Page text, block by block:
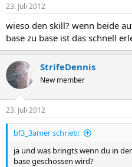
23. Juli 2012
wieso den skill? wenn beide
base zu base ist das schnell
StrifeDennis
New member
23. Juli 2012
bf3_3amer schrieb:
ja und was bringts wenn du in
base geschossen wird?